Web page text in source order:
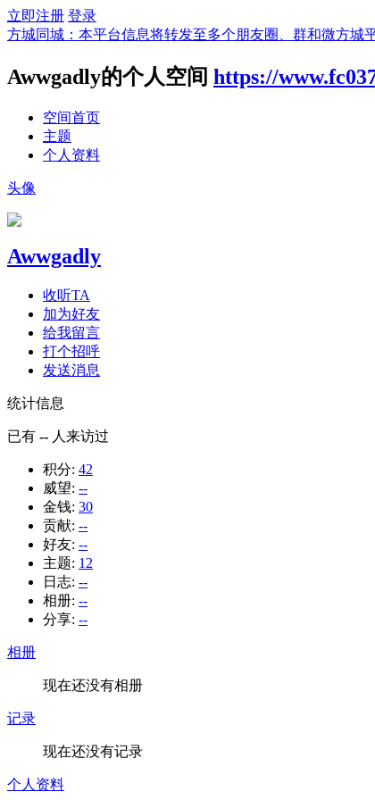
立即注册 登录
方城同城：本平台信息将转发至多个朋友圈、群和微方
Awwgadly的个人空间 https://
空间首页
主题
个人资料
头像
Awwgadly
收听TA
加为好友
给我留言
打个招呼
发送消息
统计信息
已有 -- 人来访过
积分: 42
威望: --
金钱: 30
贡献: --
好友: --
主题: 12
日志: --
相册: --
分享: --
相册
现在还没有相册
记录
现在还没有记录
个人资料